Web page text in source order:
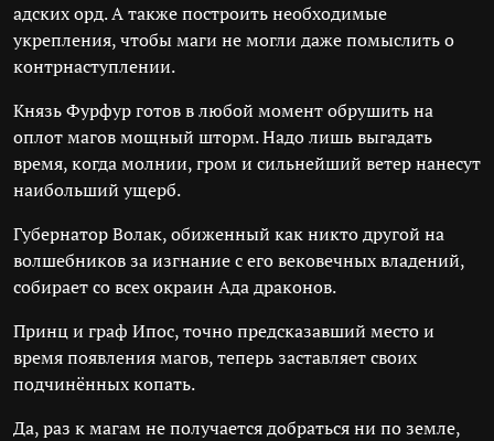
адских орд. А также построить необходимые
укрепления, чтобы маги не могли даже помыслить о
контрнаступлении.
Князь Фурфур готов в любой момент обрушить на
оплот магов мощный шторм. Надо лишь выгадать
время, когда молнии, гром и сильнейший ветер нанесут
наибольший ущерб.
Губернатор Волак, обиженный как никто другой на
волшебников за изгнание с его вековечных владений,
собирает со всех окраин Ада драконов.
Принц и граф Ипос, точно предсказавший место и
время появления магов, теперь заставляет своих
подчинённых копать.
Да, раз к магам не получается добраться ни по земле,